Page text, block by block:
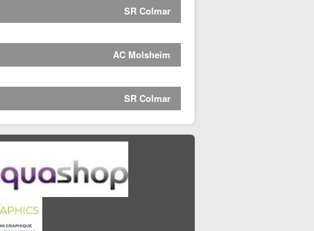
SR Colmar
AC Molsheim
SR Colmar